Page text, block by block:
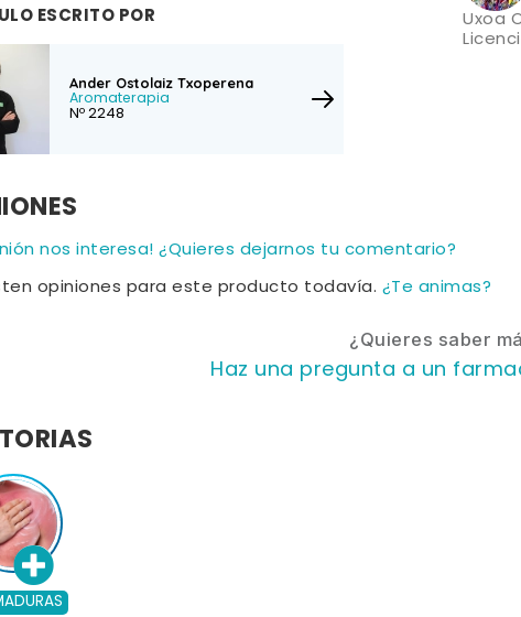
ESCRITO POR
Ander Ostolaiz Txoperena
Aromaterapia
Nº 2248
Uxoa
nos interesa! ¿Quieres dejarnos tu comentario?
opiniones para este producto todavía. ¿Te animas?
¿Quieres saber
Haz una pregunta a un